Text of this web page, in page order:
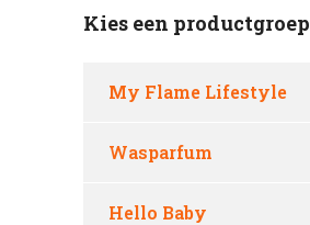
Kies een productgroep
My Flame Lifestyle
Wasparfum
Hello Baby